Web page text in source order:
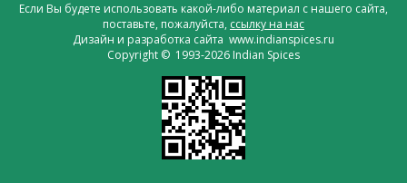
Если Вы будете использовать какой-либо материал с нашего сайта,
поставьте, пожалуйста, ссылку на нас
Дизайн и разработка сайта www.indianspices.ru
Copyright © 1993-2026 Indian Spices